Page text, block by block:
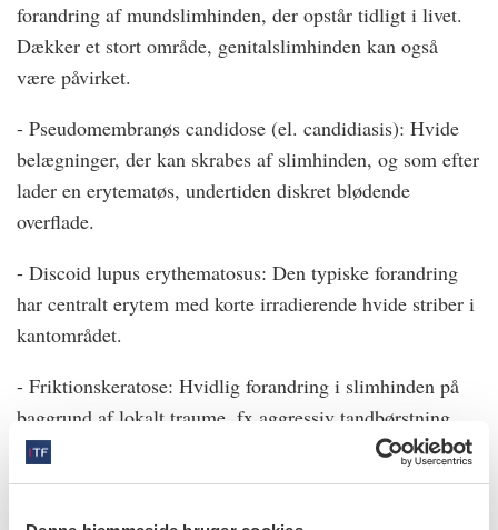
forandring af mundslimhinden, der opstår tidligt i livet.
Dækker et stort område, genitalslimhinden kan også
være påvirket.
- Pseudomembranøs candidose (el. candidiasis): Hvide
belægninger, der kan skrabes af slimhinden, og som efter
lader en erytematøs, undertiden diskret blødende
overflade.
- Discoid lupus erythematosus: Den typiske forandring
har centralt erytem med korte irradierende hvide striber i
kantområdet.
- Friktionskeratose: Hvidlig forandring i slimhinden på
baggrund af lokalt traume, fx aggressiv tandbørstning,
skarpe kanter eller påbidning. Forsvinder, hvis den
traumatiserende faktor elimineres.